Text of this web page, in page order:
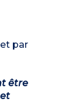
par
être